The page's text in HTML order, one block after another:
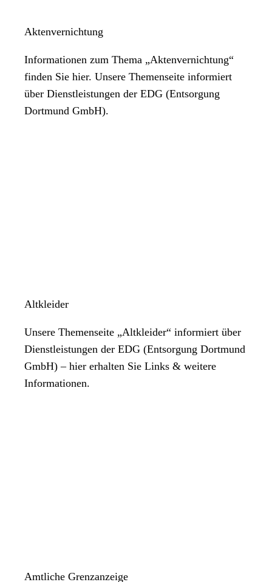
Aktenvernichtung
Informationen zum Thema „Aktenvernichtung“
finden Sie hier. Unsere Themenseite informiert
über Dienstleistungen der EDG (Entsorgung
Dortmund GmbH).
Altkleider
Unsere Themenseite „Altkleider“ informiert über
Dienstleistungen der EDG (Entsorgung Dortmund
GmbH) – hier erhalten Sie Links & weitere
Informationen.
Amtliche Grenzanzeige